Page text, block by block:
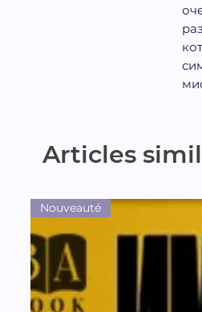
Articles
Nouveauté